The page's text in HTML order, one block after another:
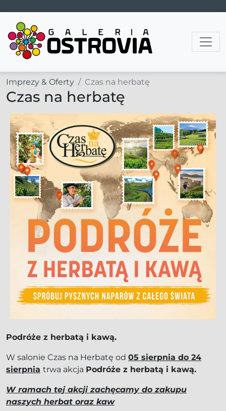
Main Navigation
Imprezy & Oferty Czas na herbatę
Czas na herbatę
Podróże z herbatą i kawą.
W salonie Czas na Herbatę od 05 sierpnia do 24
sierpnia trwa akcja Podróże z herbatą i kawą.
W ramach tej akcji zachęcamy do zakupu
naszych herbat oraz kaw